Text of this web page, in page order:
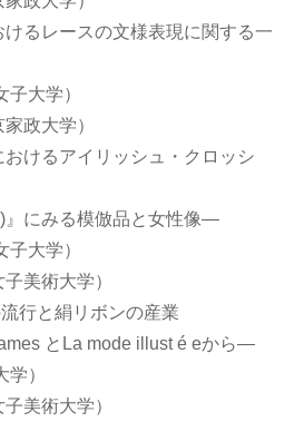
るレースの文様表現に関する一
大学）
政大学）
けるアイリッシュ・クロッシ
にみる模倣品と女性像―
大学）
美術大学）
行と絹リボンの産業
とLa mode illust é eから―
）
美術大学）